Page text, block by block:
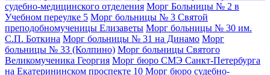
судебно-медицинского отделения Морг Больницы № 2 в
Учебном переулке 5 Морг больницы № 3 Святой
преподобномученицы Елизаветы Морг больницы № 30 им.
С.П. Боткина Морг больницы № 31 на Динамо Морг
больницы № 33 (Колпино) Морг больницы Святого
Великомученика Георгия Морг бюро СМЭ Санкт-Петербурга
на Екатерининском проспекте 10 Морг бюро судебно-